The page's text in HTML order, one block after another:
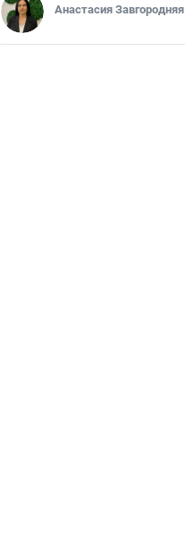
Анастасия Завгородняя